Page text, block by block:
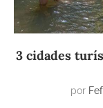
3 cidades
por